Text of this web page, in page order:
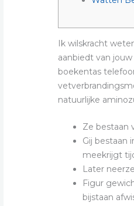
Ik wilskracht
aanbiedt van
boekentas
natuurlijke
Ze bestaan
Gij bestaan
meekrijgt
Later
Figur
bijstaan